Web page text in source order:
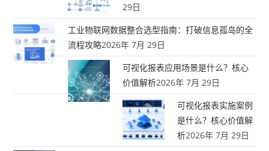
29日
工业物联网数据整合选型指南：打破信息孤岛的全
流程攻略2026年 7月 29日
可视化报表应用场景是什么？核心
价值解析2026年 7月 29日
可视化报表实施案例
是什么？核心价值解
析2026年 7月 29日